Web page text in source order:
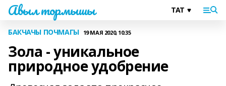
Авыл тормышы
БАКЧАЧЫ ПОЧМАГЫ 19 МАЯ 2020, 10:35
Зола - уникальное
природное удобрение